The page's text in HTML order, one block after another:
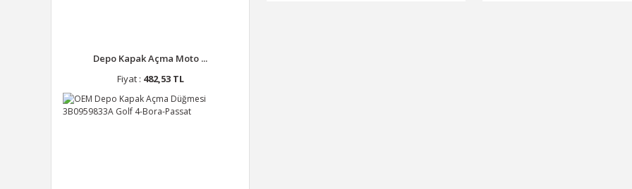
Depo Kapak Açma Moto ...
Fiyat : 482,53 TL